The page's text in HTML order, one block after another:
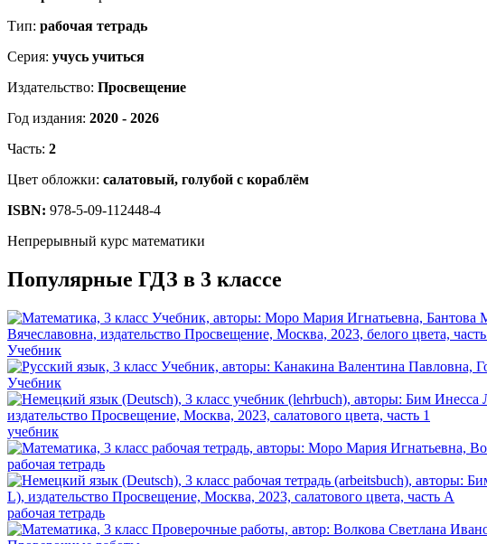
Тип: рабочая тетрадь
Серия: учусь учиться
Издательство: Просвещение
Год издания: 2020 - 2026
Часть: 2
Цвет обложки: салатовый, голубой с кораблём
ISBN: 978-5-09-112448-4
Непрерывный курс математики
Популярные ГДЗ в 3 классе
Учебник
Учебник
учебник
рабочая тетрадь
рабочая тетрадь